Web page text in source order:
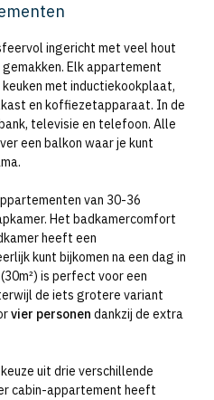
ingericht met veel hout
Elk appartement
met inductiekookplaat,
en koffiezetapparaat. In de
televisie en telefoon. Alle
een balkon waar je kunt
van 30-36
Het badkamercomfort
heeft een
kunt bijkomen na een dag in
is perfect voor een
de iets grotere variant
vier personen dankzij de extra
uit drie verschillende
cabin-appartement heeft